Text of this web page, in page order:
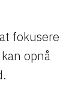
fokusere
opnå